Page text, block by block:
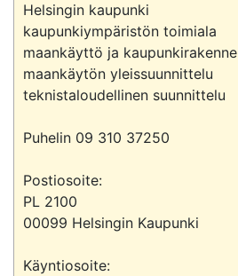
Helsingin kaupunki
kaupunkiympäristön toimiala
maankäyttö ja kaupunkirakenne
maankäytön yleissuunnittelu
teknistaloudellinen suunnittelu
Puhelin 09 310 37250
Postiosoite:
PL 2100
00099 Helsingin Kaupunki
Käyntiosoite: